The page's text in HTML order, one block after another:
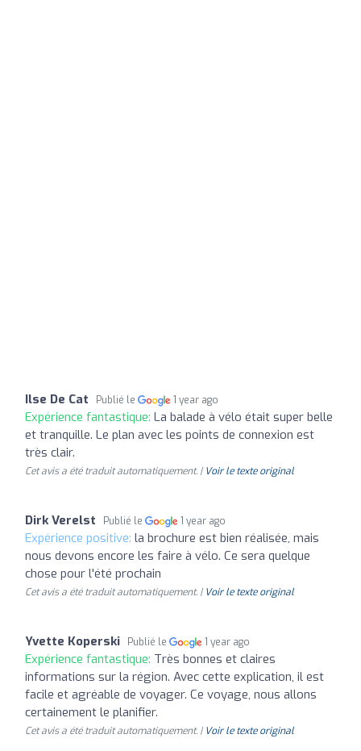
Ilse De Cat Publié le 1 year ago
Expérience fantastique: La balade à vélo était super belle
et tranquille. Le plan avec les points de connexion est
très clair.
Cet avis a été traduit automatiquement. | Voir le texte original
Dirk Verelst Publié le 1 year ago
Expérience positive: la brochure est bien réalisée, mais
nous devons encore les faire à vélo. Ce sera quelque
chose pour l'été prochain
Cet avis a été traduit automatiquement. | Voir le texte original
Yvette Koperski Publié le 1 year ago
Expérience fantastique: Très bonnes et claires
informations sur la région. Avec cette explication, il est
facile et agréable de voyager. Ce voyage, nous allons
certainement le planifier.
Cet avis a été traduit automatiquement. | Voir le texte original